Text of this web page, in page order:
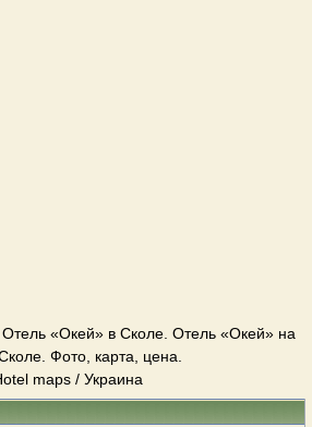
«Окей» в Сколе. Отель «Окей» на
Фото, карта, цена.
maps / Украина